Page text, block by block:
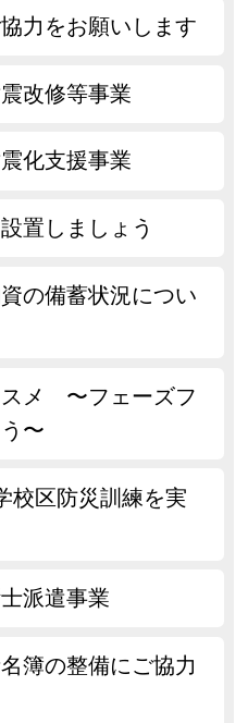
力をお願いします
改修等事業
化支援事業
置しましょう
の備蓄状況につい
メ 〜フェーズフ
〜
校区防災訓練を実
派遣事業
簿の整備にご協力